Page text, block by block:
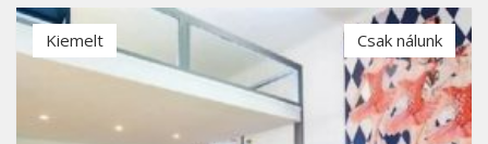
Kiemelt Csak nálunk